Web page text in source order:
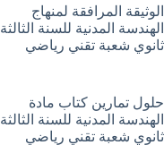
الوثيقة المرافقة لمنهاج
الهندسة المدنية للسنة الثالثة
ثانوي شعبة تقني رياضي
حلول تمارين كتاب مادة
الهندسة المدنية للسنة الثالثة
ثانوي شعبة تقني رياضي